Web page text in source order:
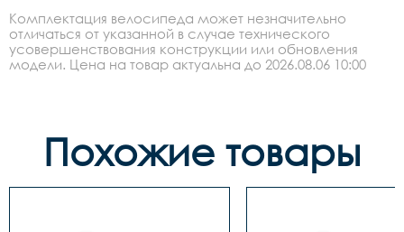
Комплектация велосипеда может незначительно
отличаться от указанной в случае технического
усовершенствования конструкции или обновления
модели. Цена на товар актуальна до 2026.08.06 10:00
Похожие товары